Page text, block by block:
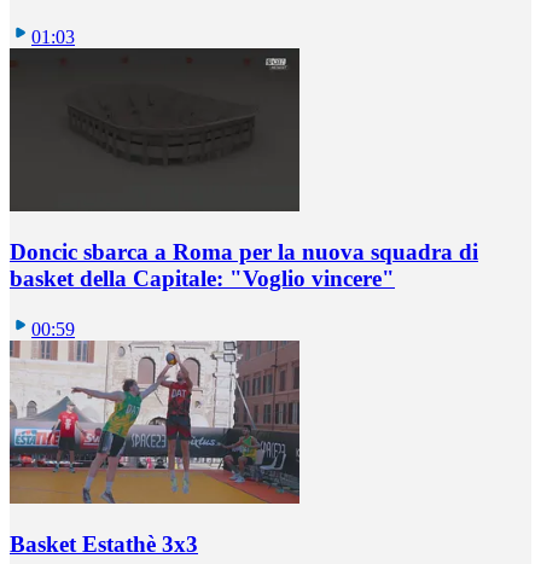
01:03
Doncic sbarca a Roma per la nuova squadra di
basket della Capitale: "Voglio vincere"
00:59
Basket Estathè 3x3